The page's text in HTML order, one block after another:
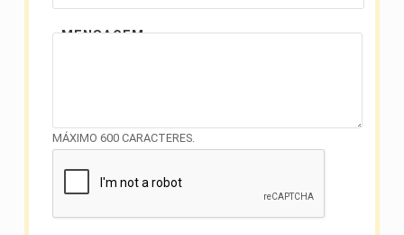
MENSAGEM
MÁXIMO 600 CARACTERES.